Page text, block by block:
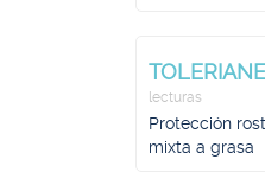
lecturas
Protección
mixta a grasa